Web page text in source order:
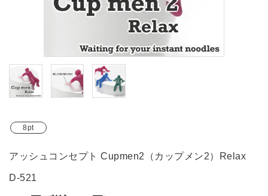
8pt
アッシュコンセプト Cupmen2（カップメン2）Relax
D-521